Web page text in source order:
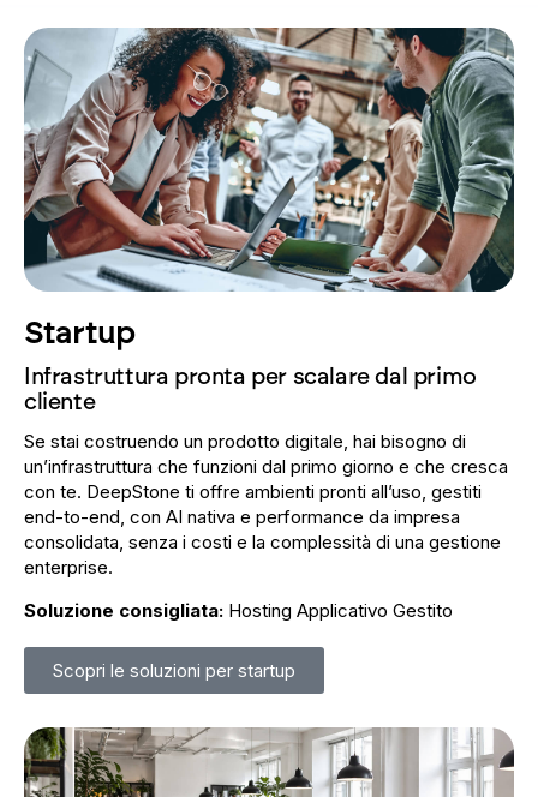
Startup
Infrastruttura pronta per scalare dal primo
cliente
Se stai costruendo un prodotto digitale, hai bisogno di
un’infrastruttura che funzioni dal primo giorno e che cresca
con te. DeepStone ti offre ambienti pronti all’uso, gestiti
end-to-end, con AI nativa e performance da impresa
consolidata, senza i costi e la complessità di una gestione
enterprise.
Soluzione consigliata: Hosting Applicativo Gestito
Scopri le soluzioni per startup